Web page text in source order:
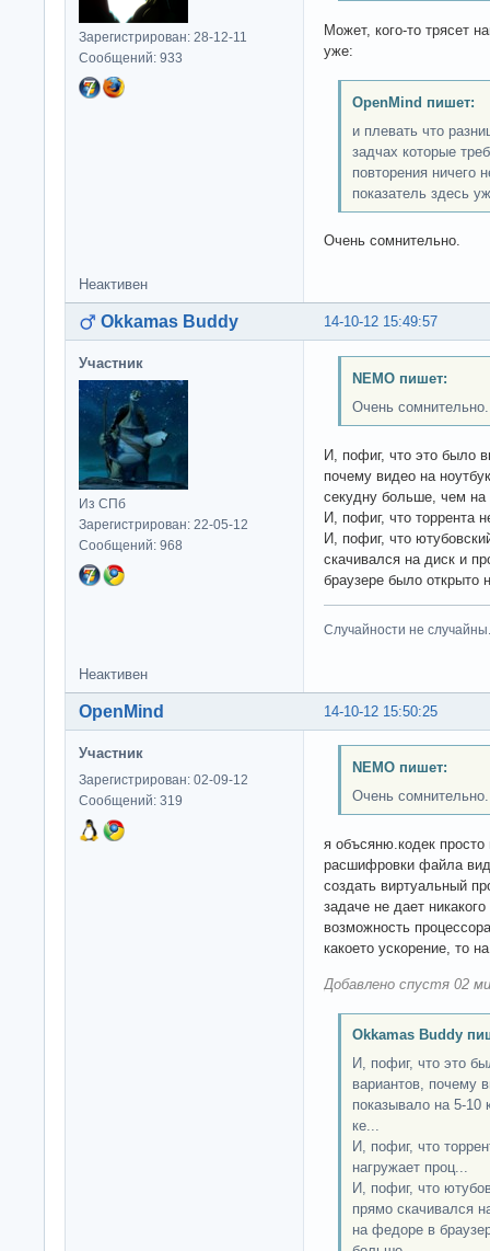
Зарегистрирован: 28-12-11
Сообщений: 933
Может, кого-то трясет
уже:
OpenMind пишет:
и плевать что
задчах которые
повторения ничего
показатель здесь
Очень сомнительно.
Неактивен
14-10-12 15:49:57
Okkamas Buddy
Участник
Из СПб
Зарегистрирован: 22-05-12
Сообщений: 968
NEMO пишет:
Очень сомнительно.
И, пофиг, что это было
почему видео на
секудну больше, чем на
И, пофиг, что торрента
И, пофиг, что
скачивался на диск и
браузере было открыто
Случайности не случайны.
Неактивен
14-10-12 15:50:25
OpenMind
Участник
Зарегистрирован: 02-09-12
Сообщений: 319
NEMO пишет:
Очень сомнительно.
я объсяню.кодек
расшифровки файла
создать виртуальный
задаче не дает
возможность
какоето ускорение, то
Добавлено спустя 02
Okkamas Buddy
И, пофиг, что это
вариантов, почему
показывало на 5-10
ке...
И, пофиг, что
нагружает проц...
И, пофиг, что
прямо скачивался
на федоре в